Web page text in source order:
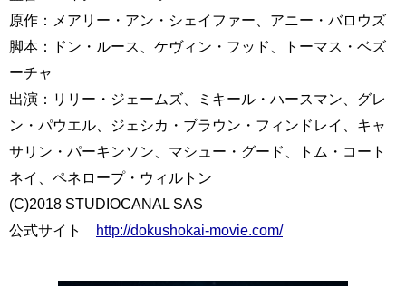
原作：メアリー・アン・シェイファー、アニー・バロウズ
脚本：ドン・ルース、ケヴィン・フッド、トーマス・ベズ
ーチャ
出演：リリー・ジェームズ、ミキール・ハースマン、グレ
ン・パウエル、ジェシカ・ブラウン・フィンドレイ、キャ
サリン・パーキンソン、マシュー・グード、トム・コート
ネイ、ペネロープ・ウィルトン
(C)2018 STUDIOCANAL SAS
公式サイト
http://dokushokai-movie.com/